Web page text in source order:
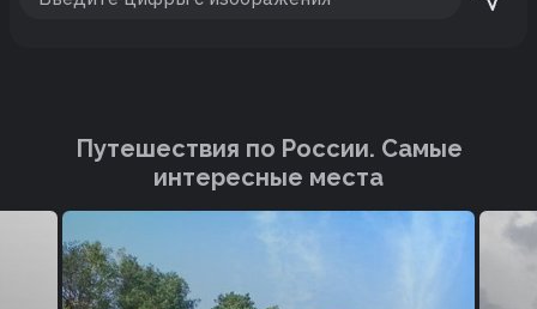
Путешествия по России. Cамые
интересные места